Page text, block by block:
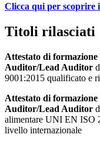
Clicca qui per scoprire
Titoli rilasciati
Attestato di
Auditor/Lead Auditor
9001:2015 qualificato e
Attestato di
Auditor/Lead Auditor
alimentare UNI EN ISO
livello internazionale